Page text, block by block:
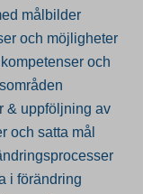
målbilder
och möjligheter
och
& uppföljning av
och satta mål
i förändring